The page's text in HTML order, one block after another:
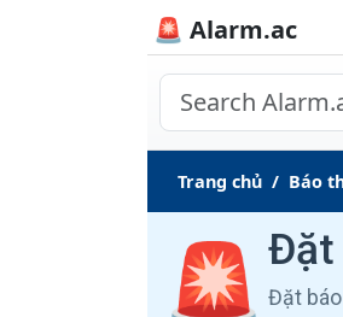
🚨 Alarm.ac
Trang chủ Báo
🚨 Đặt
Đặt báo